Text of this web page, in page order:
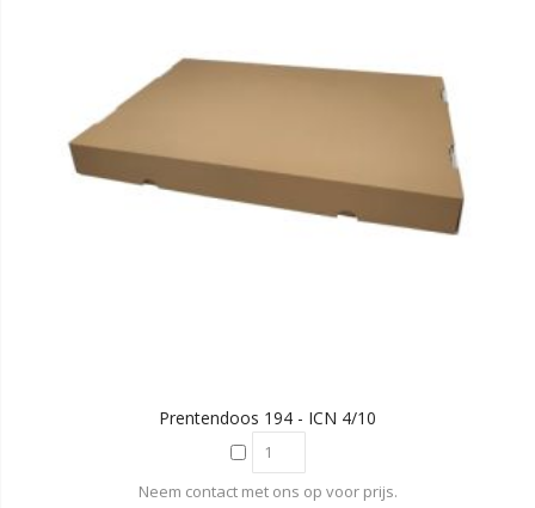
Prentendoos 194 - ICN 4/10
Neem contact met ons op voor prijs.